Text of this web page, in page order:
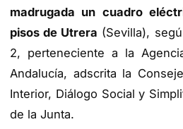
madrugada un cuadro
pisos de Utrera (Sevilla),
2, perteneciente a la
Andalucía, adscrita la
Interior, Diálogo Social y
de la Junta.